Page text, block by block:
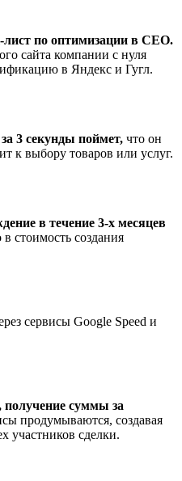
по оптимизации в СЕО.
сайта компании с нуля
в Яндекс и Гугл.
3 секунды поймет,
к выбору товаров или услуг.
в течение 3-х месяцев
стоимость создания
сервисы Google Speed и
суммы за
участников сделки.